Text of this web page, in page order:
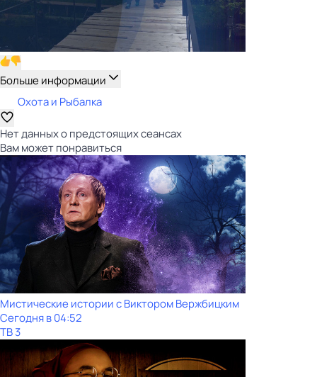
Больше информации
Охота и Рыбалка
Нет данных о предстоящих сеансах
Вам может понравиться
Мистические истории с Виктoром Bержбицким
Сегодня в 04:52
ТВ 3